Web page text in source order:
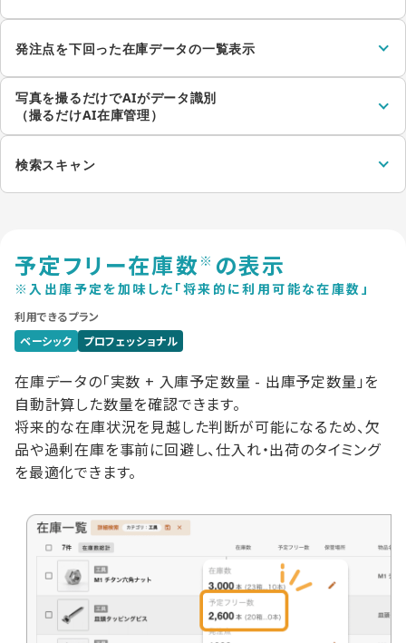
発注点を下回った在庫データの一覧表示
写真を撮るだけでAIがデータ識別
（撮るだけAI在庫管理）
検索スキャン
予定フリー在庫数 ※ の表示
※入出庫予定を加味した「将来的に利用可能な在庫数」
利用できるプラン
ベーシック
プロフェッショナル
在庫データの「実数 + 入庫予定数量 - 出庫予定数量」を
自動計算した数量を確認できます。
将来的な在庫状況を見越した判断が可能になるため、欠
品や過剰在庫を事前に回避し、仕入れ・出荷のタイミング
を最適化できます。